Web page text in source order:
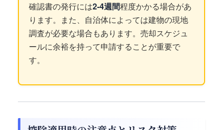
確認書の発行には2-4週間程度かかる場合があ
ります。また、自治体によっては建物の現地
調査が必要な場合もあります。売却スケジュ
ールに余裕を持って申請することが重要で
す。